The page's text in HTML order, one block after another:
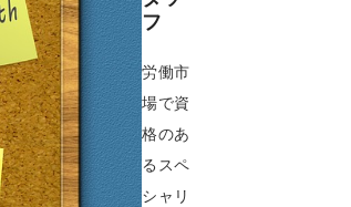
フ
労働市
場で資
格のあ
るスペ
シャリ